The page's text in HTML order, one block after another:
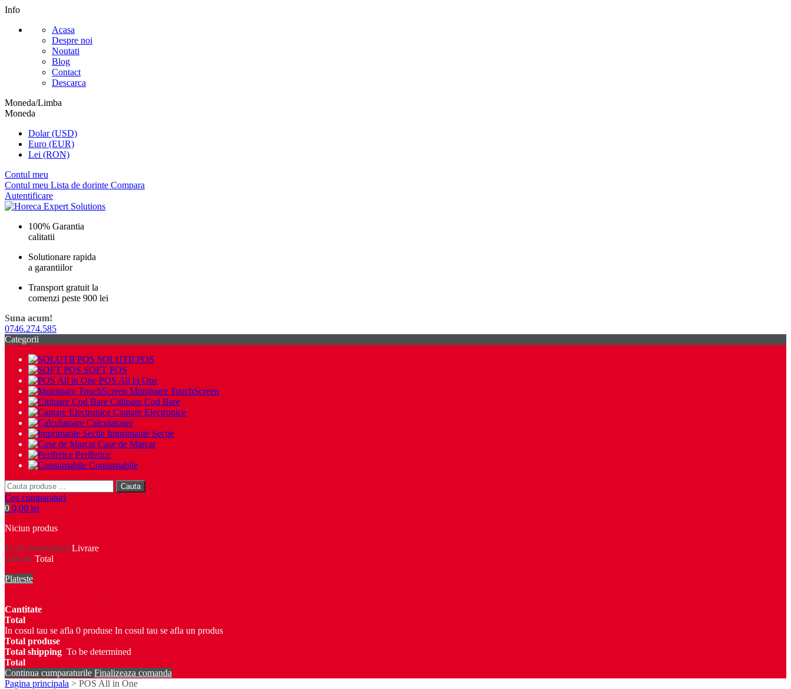
Info
Acasa
Despre noi
Noutati
Blog
Contact
Descarca
Moneda/Limba
Moneda
Dolar (USD)
Euro (EUR)
Lei (RON)
Contul meu
Contul meu Lista de dorinte Compara
Autentificare
100% Garantia
calitatii
Solutionare rapida
a garantiilor
Transport gratuit la
comenzi peste 900 lei
Suna acum!
0746.274.585
Categorii
SOLUTII POS
SOFT POS
POS All in One
Monitoare TouchScreen
Cititoare Cod Bare
Cantare Electronice
Calculatoare
Imprimante Sectie
Case de Marcat
Periferice
Consumabile
Cauta
Cos cumparaturi
0 0,00 lei
Niciun produs
To be determined Livrare
0,00 lei Total
Plateste
Cantitate
Total
In cosul tau se afla 0 produse In cosul tau se afla un produs
Total produse
Total shipping To be determined
Total
Continua cumparaturile Finalizeaza comanda
Pagina principala > POS All in One